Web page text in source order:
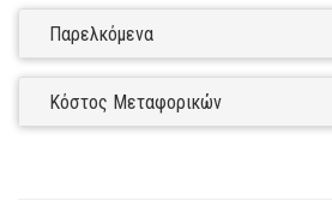
Παρελκόμενα
Κόστος Μεταφορικών